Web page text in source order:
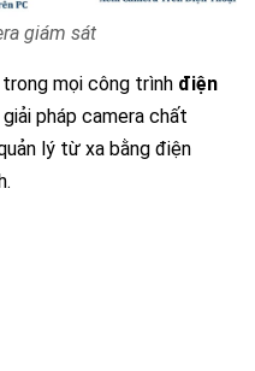
giám sát
trong mọi công trình điện
pháp camera chất
lý từ xa bằng điện